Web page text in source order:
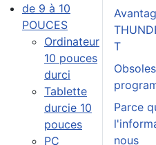
de 9 à 10
POUCES
Ordinateur
10 pouces
durci
Tablette
durcie 10
pouces
PC
T
Parce
nous